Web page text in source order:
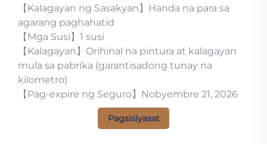
【Kalagayan ng Sasakyan】Handa na para sa
agarang paghahatid
【Mga Susi】1 susi
【Kalagayan】Orihinal na pintura at kalagayan
mula sa pabrika (garantisadong tunay na
kilometro)
【Pag-expire ng Seguro】Nobyembre 21, 2026
Pagsisiyasat